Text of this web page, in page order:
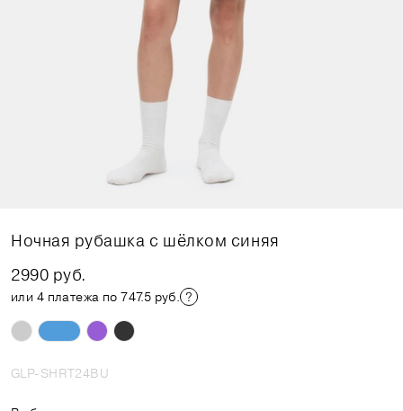
Ночная рубашка с шёлком синяя
2990 руб.
или 4 платежа по 747.5 руб.
GLP-SHRT24BU